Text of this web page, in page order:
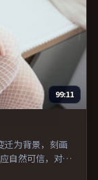
99:11
迁为背景，刻画
自然可信，对手
影迷。